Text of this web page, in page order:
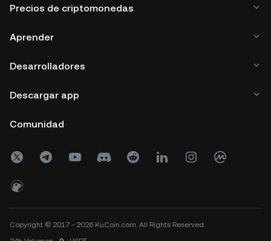
Precios de criptomonedas
Aprender
Desarrolladores
Descargar app
Comunidad
Copyright © 2017 - 2026 KuCoin.com. All Rights Reserved.